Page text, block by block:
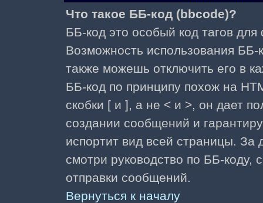
Что такое ББ-код (bbcode)?
ББ-код это особый код тагов
Возможность использования
также можешь отключить его в
ББ-код по принципу похож на
скобки [ и ], а не < и >, он дает
создании сообщений и
испортит вид всей страницы.
смотри руководство по ББ-коду,
отправки сообщений.
Вернуться к началу